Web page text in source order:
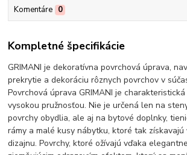
Komentáre 0
Kompletné špecifikácie
GRIMANI je dekoratívna povrchová úprava,
prekrytie a dekoráciu rôznych povrchov v
Povrchová úprava GRIMANI je
vysokou pružnosťou. Nie je určená len na
povrchy obydlia, ale aj na bytové doplnky,
rámy a malé kusy nábytku, ktoré tak získavajú
dizajnu. Povrchy, ktoré ožívajú vďaka